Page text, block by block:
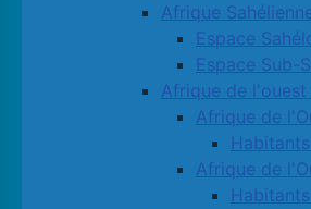
Afrique
Espace
Espace Sub-
Afrique de
Afrique de
Afrique de